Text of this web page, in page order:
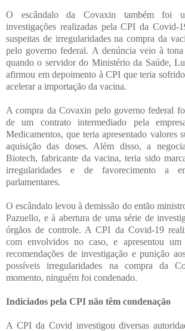
O escândalo da Covaxin também foi
investigações realizadas pela CPI da Covid-
suspeitas de irregularidades na compra da
pelo governo federal. A denúncia veio à
quando o servidor do Ministério da Saúde,
afirmou em depoimento à CPI que teria
acelerar a importação da vacina.
A compra da Covaxin pelo governo federal
de um contrato intermediado pela
Medicamentos, que teria apresentado valores
aquisição das doses. Além disso, a
Biotech, fabricante da vacina, teria sido
irregularidades e de favorecimento a
parlamentares.
O escândalo levou à demissão do então
Pazuello, e à abertura de uma série de
órgãos de controle. A CPI da Covid-19
com envolvidos no caso, e apresentou
recomendações de investigação e punição
possíveis irregularidades na compra da
momento, ninguém foi condenado.
Indiciados pela CPI não têm condenação
A CPI da Covid investigou diversas